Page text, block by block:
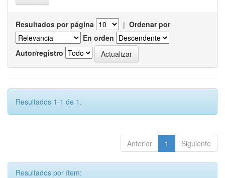
Resultados por página | Ordenar por
En orden
Autor/registro
Resultados 1-1 de 1.
Anterior 1 Siguiente
Resultados por ítem: